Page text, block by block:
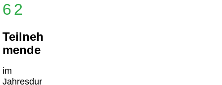
62
Teilneh
mende
im
Jahresdur